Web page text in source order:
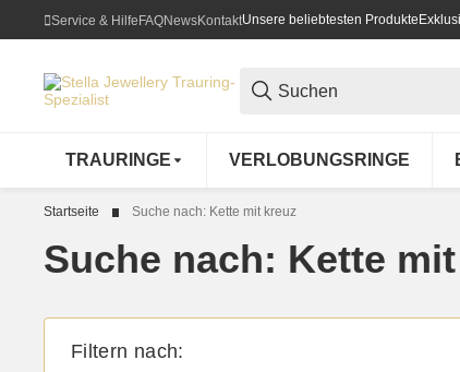
Service & HilfeFAQNewsKontaktUnsere beliebtesten Produkte
TRAURINGE VERLOBUNGSRINGE
Startseite Suche nach: Kette mit kreuz
Suche nach: Kette
Filtern nach: